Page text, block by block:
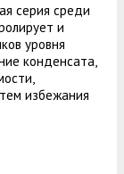
серия среди
и
уровня
конденсата,
избежания